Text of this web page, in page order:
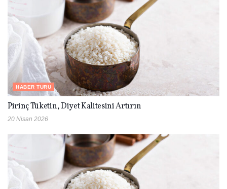
HABER TURU
Pirinç Tüketin, Diyet Kalitesini Artırın
20 Nisan 2026